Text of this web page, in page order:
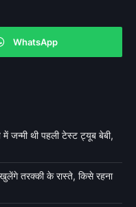
WhatsApp
जन्मी थी पहली टेस्ट ट्यूब बेबी,
तरक्की के रास्ते, किसे रहना